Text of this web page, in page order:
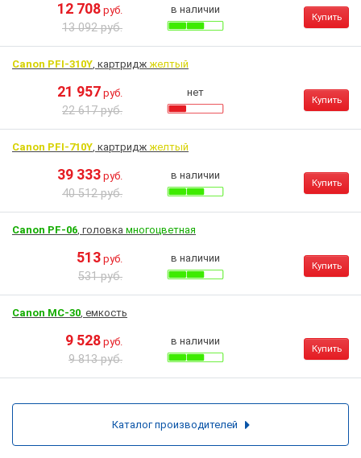
12 708 руб.
13 092 руб.
в наличии
Купить
Canon PFI-310Y, картридж желтый
21 957 руб.
22 617 руб.
нет
Купить
Canon PFI-710Y, картридж желтый
39 333 руб.
40 512 руб.
в наличии
Купить
Canon PF-06, головка многоцветная
513 руб.
531 руб.
в наличии
Купить
Canon MC-30, емкость
9 528 руб.
9 813 руб.
в наличии
Купить